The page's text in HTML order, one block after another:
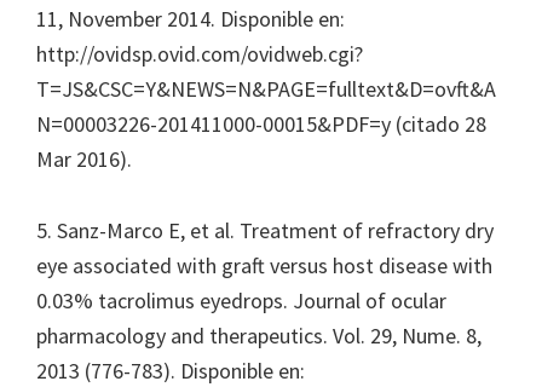
11, November 2014. Disponible en:
http://ovidsp.ovid.com/ovidweb.cgi?
T=JS&CSC=Y&NEWS=N&PAGE=fulltext&D=ovft&A
N=00003226-201411000-00015&PDF=y (citado 28
Mar 2016).
5. Sanz-Marco E, et al. Treatment of refractory dry
eye associated with graft versus host disease with
0.03% tacrolimus eyedrops. Journal of ocular
pharmacology and therapeutics. Vol. 29, Nume. 8,
2013 (776-783). Disponible en: